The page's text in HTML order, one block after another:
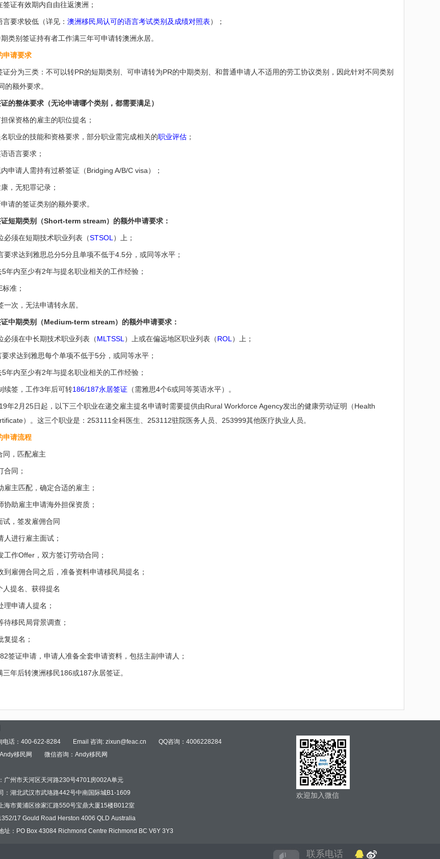
证有效期内自由往返澳洲；
要求较低（详见： 澳洲移民局认可的语言考试类别及成绩对照表）；
类别签证持有者工作满三年可申请转澳洲永居。
申请要求
证分为三类：不可以转PR的短期类别、可申请转为PR的中期类别、和普通申请人不适用的劳工协议类别，因此针对不同类别
的额外要求。
的整体要求（无论申请哪个类别，都需要满足）
保资格的雇主的职位提名；
职业的技能和资格要求，部分职业需完成相关的职业评估 ；
语言要求；
申请人需持有过桥签证（Bridging A/B/C visa）；
，无犯罪记录；
请的签证类别的额外要求。
短期类别（Short-term stream）的额外申请要求：
必须在短期技术职业列表（STSOL ）上；
要求达到雅思总分5分且单项不低于4.5分，或同等水平；
年内至少有2年与提名职业相关的工作经验；
准；
一次，无法申请转永居。
中期类别（Medium-term stream）的额外申请要求：
必须在中长期技术职业列表（MLTSSL ）上或在偏远地区职业列表（ROL ）上；
求达到雅思每个单项不低于5分，或同等水平；
年内至少有2年与提名职业相关的工作经验；
续签，工作3年后可转186/187永居签证 （需雅思4个6或同等英语水平）。
年2月25日起，以下三个职业在递交雇主提名申请时需要提供由Rural Workforce Agency发出的健康劳动证明（Health
）。这三个职业是：253111全科医生、253112驻院医务人员、253999其他医疗执业人员。
申请流程
，匹配雇主
合同；
雇主匹配，确定合适的雇主；
协助雇主申请海外担保资质；
，签发雇佣合同
人进行雇主面试；
工作Offer，双方签订劳动合同；
到雇佣合同之后，准备资料申请移民局提名；
提名、获得提名
理申请人提名；
待移民局背景调查；
复提名；
签证申请，申请人准备全套申请资料，包括主副申请人；
年后转澳洲移民186或187永居签证。
电话：400-622-8284 Email 咨询: zixun@feac.cn
QQ咨询：4006228284
移民网
微信咨询：Andy移民网
广州市天河区天河路230号4701房002A单元
：湖北武汉市武珞路442号中南国际城B1-1609
海市黄浦区徐家汇路550号宝鼎大厦15楼B012室
17 Gould Road Herston 4006 QLD Australia
址：PO Box 43084 Richmond Centre Richmond BC V6Y 3Y3
欢迎加入微信
联系电话